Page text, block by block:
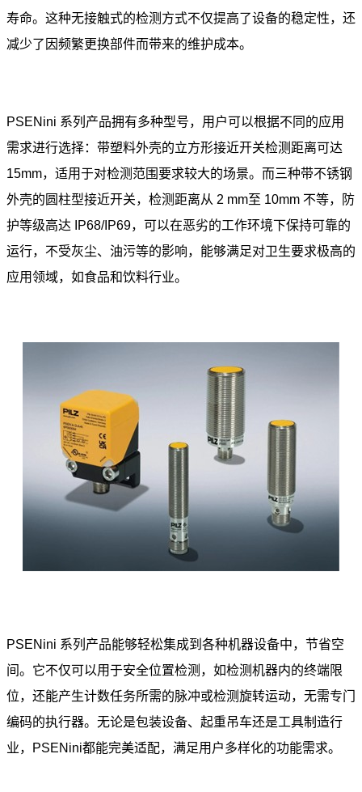
寿命。这种无接触式的检测方式不仅提高了设备的稳定性，还
减少了因频繁更换部件而带来的维护成本。
PSENini 系列产品拥有多种型号，用户可以根据不同的应用
需求进行选择：带塑料外壳的立方形接近开关检测距离可达
15mm，适用于对检测范围要求较大的场景。而三种带不锈钢
外壳的圆柱型接近开关，检测距离从 2 mm至 10mm 不等，防
护等级高达 IP68/IP69，可以在恶劣的工作环境下保持可靠的
运行，不受灰尘、油污等的影响，能够满足对卫生要求极高的
应用领域，如食品和饮料行业。
PSENini 系列产品能够轻松集成到各种机器设备中，节省空
间。它不仅可以用于安全位置检测，如检测机器内的终端限
位，还能产生计数任务所需的脉冲或检测旋转运动，无需专门
编码的执行器。无论是包装设备、起重吊车还是工具制造行
业，PSENini都能完美适配，满足用户多样化的功能需求。